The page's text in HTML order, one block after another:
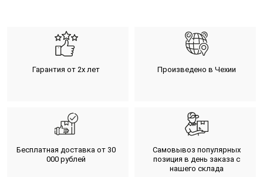
Гарантия от 2х лет Произведено в Чехии
Бесплатная доставка от 30
000 рублей
Самовывоз популярных
позиция в день заказа с
нашего склада